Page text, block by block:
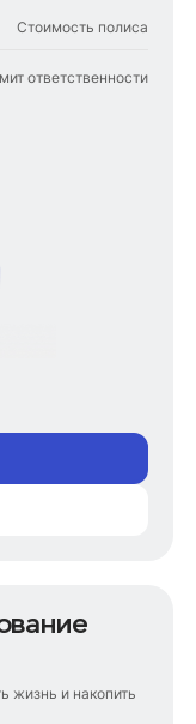
Стоимость полиса
ответственности
жизнь и накопить